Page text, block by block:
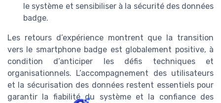
le système et sensibiliser à la sécurité des données
badge.
Les retours d’expérience montrent que la transition
vers le smartphone badge est globalement positive, à
condition d’anticiper les défis techniques et
organisationnels. L’accompagnement des utilisateurs
et la sécurisation des données restent essentiels pour
garantir la fiabilité du système et la confiance des